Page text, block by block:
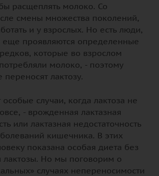
расщеплять молоко. Со
смены множества поколений,
и у взрослых. Но есть люди,
еще проявляются определенные
которые во взрослом
молоко, - поэтому
лактозу.
случаи, когда лактоза не
- врожденная лактазная
или лактазная недостаточность
кишечника. В этих
показана особая диета без
лактозы. Но мы поговорим о
случаях непереносимости